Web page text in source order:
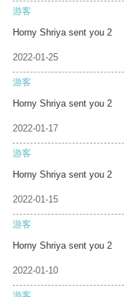
游客
Horny Shriya sent you 2
2022-01-25
游客
Horny Shriya sent you 2
2022-01-17
游客
Horny Shriya sent you 2
2022-01-15
游客
Horny Shriya sent you 2
2022-01-10